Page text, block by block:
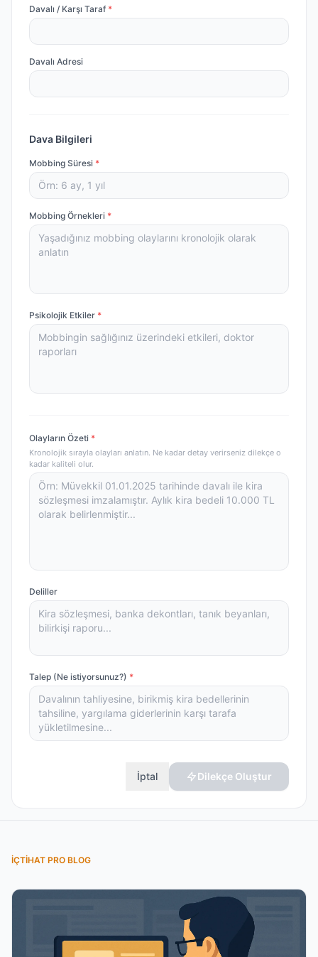
Davalı / Karşı Taraf *
Davalı Adresi
Dava Bilgileri
Mobbing Süresi *
Mobbing Örnekleri *
Psikolojik Etkiler *
Olayların Özeti *
Kronolojik sırayla olayları anlatın. Ne kadar detay verirseniz dilekçe o
kadar kaliteli olur.
Deliller
Talep (Ne istiyorsunuz?) *
İptal Dilekçe Oluştur
İÇTIHAT PRO BLOG